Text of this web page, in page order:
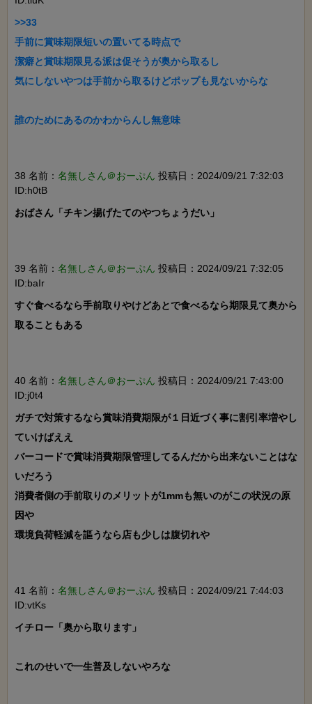
>>33
手前に賞味期限短いの置いてる時点で
潔癖と賞味期限見る派は促そうが奥から取るし
気にしないやつは手前から取るけどポップも見ないからな
誰のためにあるのかわからんし無意味
38 名前： 名無しさん＠おーぷん 投稿日：2024/09/21 7:32:03
ID:h0tB
おばさん「チキン揚げたてのやつちょうだい」
39 名前： 名無しさん＠おーぷん 投稿日：2024/09/21 7:32:05
ID:baIr
すぐ食べるなら手前取りやけどあとで食べるなら期限見て奥から
取ることもある
40 名前： 名無しさん＠おーぷん 投稿日：2024/09/21 7:43:00
ID:j0t4
ガチで対策するなら賞味消費期限が１日近づく事に割引率増やし
ていけばええ
バーコードで賞味消費期限管理してるんだから出来ないことはな
いだろう
消費者側の手前取りのメリットが1mmも無いのがこの状況の原
因や
環境負荷軽減を謳うなら店も少しは腹切れや
41 名前： 名無しさん＠おーぷん 投稿日：2024/09/21 7:44:03
ID:vtKs
イチロー「奥から取ります」
これのせいで一生普及しないやろな